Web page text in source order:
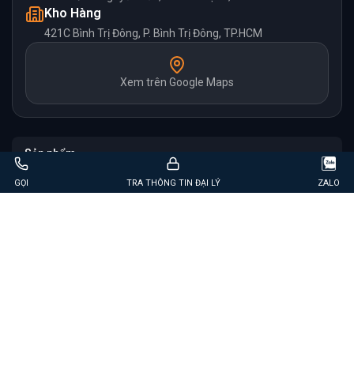
Kho Hàng
421C Bình Trị Đông, P. Bình Trị Đông, TP.HCM
Xem trên Google Maps
Sản phẩm
Thương hiệu
GỌI TRA THÔNG TIN ĐẠI LÝ ZALO